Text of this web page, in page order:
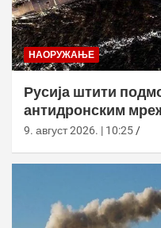
НАОРУЖАЊЕ
Русија штити
антидронским
9. август 2026. | 10:25